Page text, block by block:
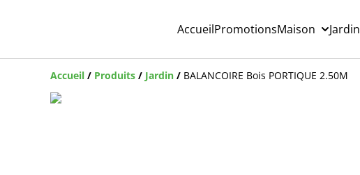
AccueilPromotionsMaison Jardin
Accueil / Produits / Jardin / BALANCOIRE Bois PORTIQUE 2.50M